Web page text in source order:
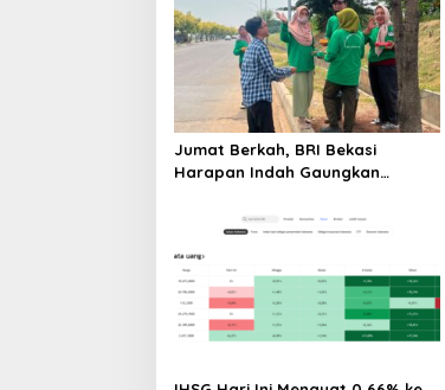
Jumat Berkah, BRI Bekasi
Harapan Indah Gaungkan